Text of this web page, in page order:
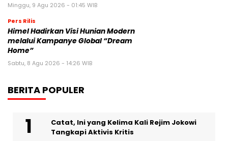
Minggu, 9 Agu 2026 - 01:45 WIB
Pers Rilis
Himel Hadirkan Visi Hunian Modern
melalui Kampanye Global “Dream
Home”
Sabtu, 8 Agu 2026 - 14:26 WIB
BERITA POPULER
Catat, Ini yang Kelima Kali Rejim Jokowi
Tangkapi Aktivis Kritis